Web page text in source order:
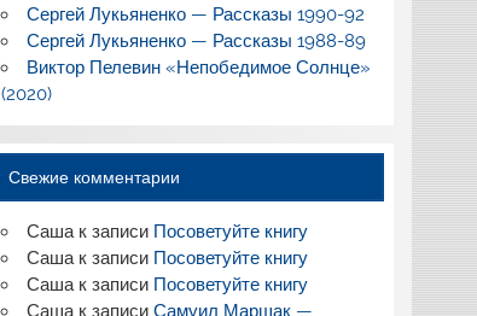
Сергей Лукьяненко — Рассказы 1990-92
Сергей Лукьяненко — Рассказы 1988-89
Виктор Пелевин «Непобедимое Солнце»
(2020)
Свежие комментарии
Сашак записи Посоветуйте книгу
Сашак записи Посоветуйте книгу
Сашак записи Посоветуйте книгу
Сашак записи Самуил Маршак —